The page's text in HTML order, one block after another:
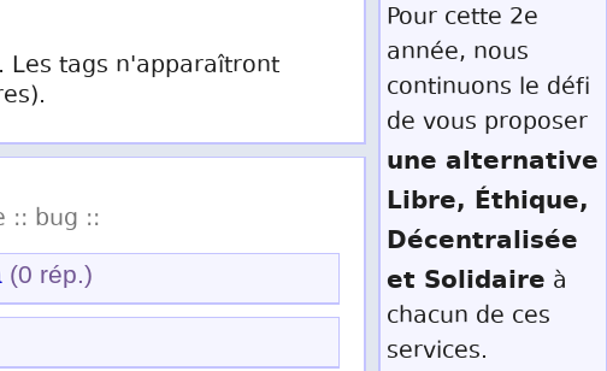
Les tags n'apparaîtront
:: bug ::
(0 rép.)
Pour cette 2e
année, nous
continuons le défi
de vous proposer
une alternative
Libre, Éthique,
Décentralisée
et Solidaire à
chacun de ces
services.